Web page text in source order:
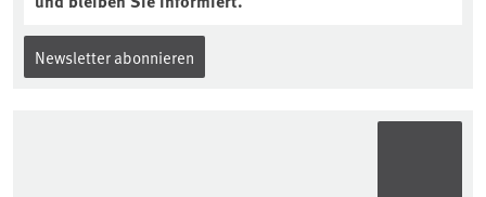
Newsletter abonnieren